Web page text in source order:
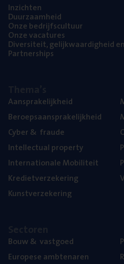
Inzich­ten
Duur­zaam­heid
Onze bedrijfs­cul­tuur
Onze vaca­tu­res
Diver­si­teit, gelijk­waar­dig­heid
Part­ner­ships
Aan­spra­ke­lijk­heid
Beroeps­aan­spra­ke­lijk­heid
Cyber& fraude
Intel­lec­tu­al property
Inter­na­ti­o­na­le Mobiliteit
Kre­diet­ver­ze­ke­ring
Kunst­ver­ze­ke­ring
Bouw& vastgoed
Euro­pe­se ambtenaren